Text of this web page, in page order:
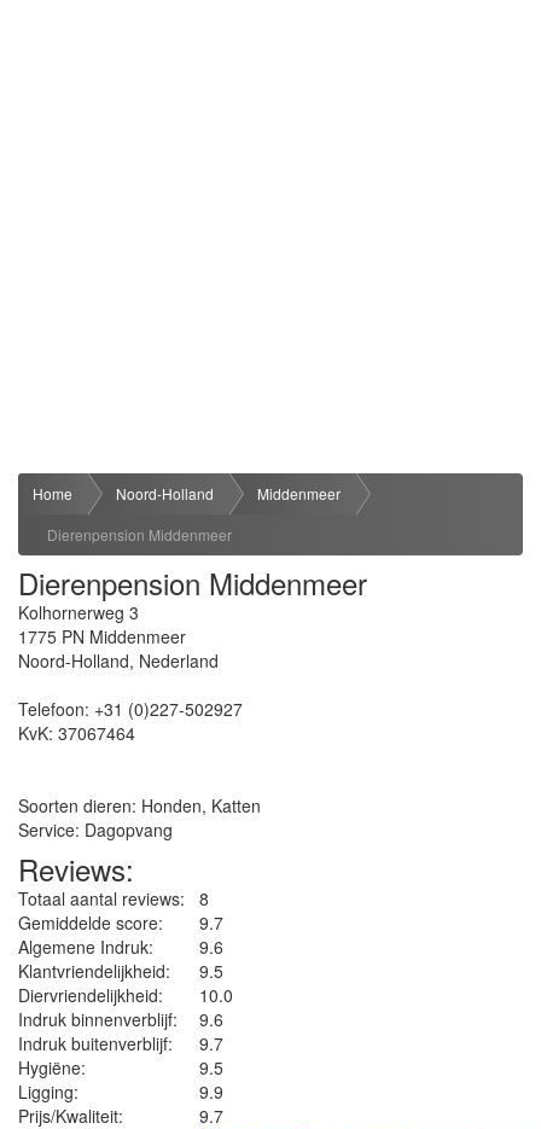
Home Noord-Holland
Middenmeer
Dierenpension Middenmeer
Dierenpension Middenmeer
Kolhornerweg 3
1775 PN Middenmeer
Noord-Holland, Nederland
Telefoon: +31 (0)227-502927
KvK: 37067464
Soorten dieren: Honden, Katten
Service: Dagopvang
Reviews:
Totaal aantal reviews:
8
Gemiddelde score:
9.7
Algemene Indruk:
9.6
Klantvriendelijkheid:
9.5
Diervriendelijkheid:
10.0
Indruk binnenverblijf:
9.6
Indruk buitenverblijf:
9.7
Hygiëne‎:
9.5
Ligging:
9.9
Prijs/Kwaliteit:
9.7